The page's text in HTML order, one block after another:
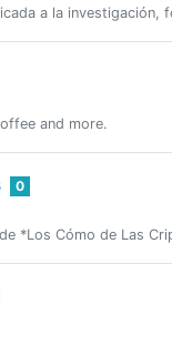
a la investigación,
and more.
0
*Los Cómo de Las